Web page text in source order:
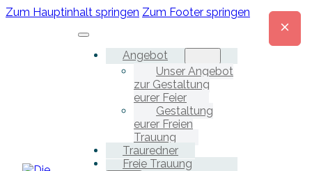
Zum Hauptinhalt springen Zum Footer springen
Angebot
Unser Angebot
zur Gestaltung
eurer Feier
Gestaltung
eurer Freien
Trauung
Trauredner
Freie Trauung